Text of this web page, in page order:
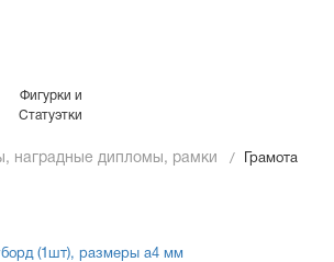
Фигурки и
Статуэтки
наградные дипломы, рамки Грамота